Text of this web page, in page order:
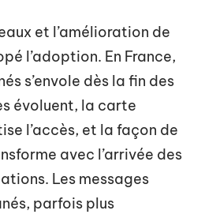
et l’amélioration de
l’adoption. En France,
s’envole dès la fin des
évoluent, la carte
l’accès, et la façon de
avec l’arrivée des
Les messages
parfois plus